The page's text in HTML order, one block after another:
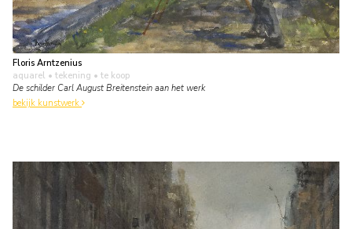
Floris Arntzenius
aquarel • tekening • te koop
De schilder Carl August Breitenstein aan het werk
bekijk kunstwerk